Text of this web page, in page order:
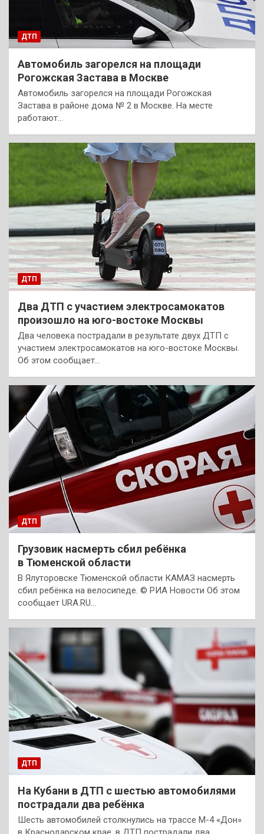
ДТП
Автомобиль загорелся на площади
Рогожская Застава в Москве
Автомобиль загорелся на площади Рогожская
Застава в районе дома № 2 в Москве. На месте
работают…
ДТП
Два ДТП с участием электросамокатов
произошло на юго-востоке Москвы
Два человека пострадали в результате двух ДТП с
участием электросамокатов на юго-востоке Москвы.
Об этом сообщает…
ДТП
Грузовик насмерть сбил ребёнка
в Тюменской области
В Ялуторовске Тюменской области КАМАЗ насмерть
сбил ребёнка на велосипеде. © РИА Новости Об этом
сообщает URA.RU…
ДТП
На Кубани в ДТП с шестью автомобилями
пострадали два ребёнка
Шесть автомобилей столкнулись на трассе М-4 «Дон»